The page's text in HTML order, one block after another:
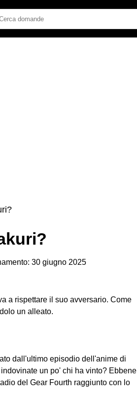
30 giugno 2025
a rispettare il suo avversario. Come
un alleato.
dall'ultimo episodio dell'anime di
un po' chi ha vinto? Ebbene
del Gear Fourth raggiunto con lo